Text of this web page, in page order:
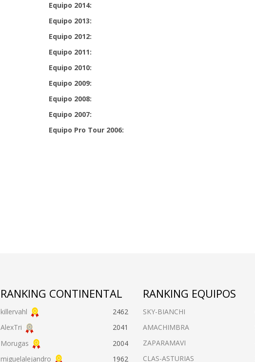
Equipo 2014:
Equipo 2013:
Equipo 2012:
Equipo 2011:
Equipo 2010:
Equipo 2009:
Equipo 2008:
Equipo 2007:
Equipo Pro Tour 2006:
RANKING CONTINENTAL
killervahl
2462
AlexTri
2041
Morugas
2004
miguelalejandro
1962
RANKING EQUIPOS
SKY-BIANCHI
AMACHIMBRA
ZAPARAMAVI
CLAS-ASTURIAS